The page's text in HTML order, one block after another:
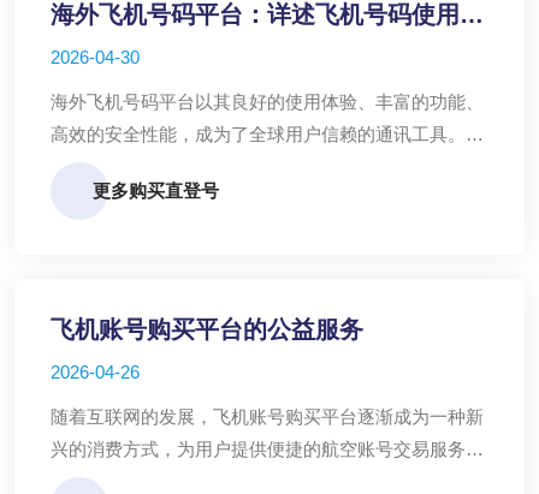
海外飞机号码平台：详述飞机号码使用优
2026-04-30
海外飞机号码平台以其良好的使用体验、丰富的功能、
高效的安全性能，成为了全球用户信赖的通讯工具。无
论是个人生活还是工作交流，飞机号码都能为您提供便
捷、安全的沟通服务。
更多购买直登号
飞机账号购买平台的公益服务
2026-04-26
随着互联网的发展，飞机账号购买平台逐渐成为一种新
兴的消费方式，为用户提供便捷的航空账号交易服务。
然而，除了商业交易，这些平台也开始积极探索公益服